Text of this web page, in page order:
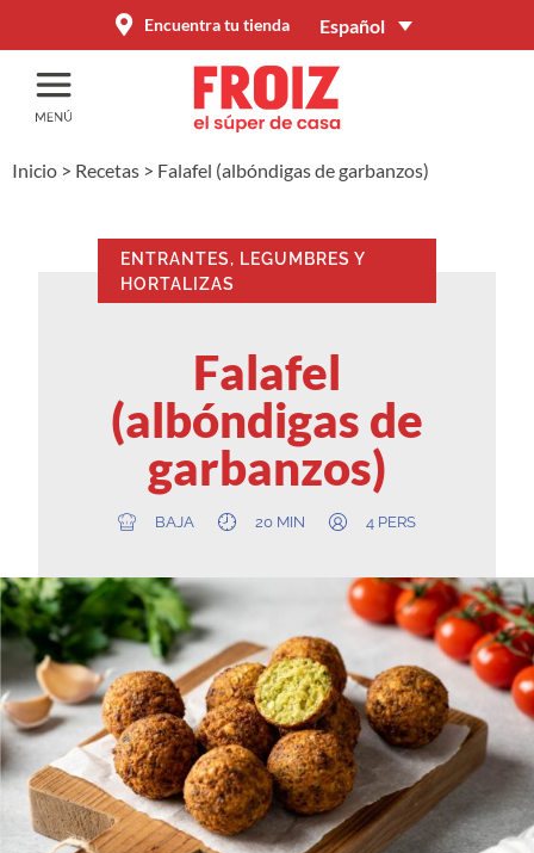
Encuentra tu tienda Español
Inicio > Recetas > Falafel (albóndigas de garbanzos)
ENTRANTES, LEGUMBRES Y
HORTALIZAS
Falafel
(albóndigas de
garbanzos)
BAJA 20 MIN 4 PERS